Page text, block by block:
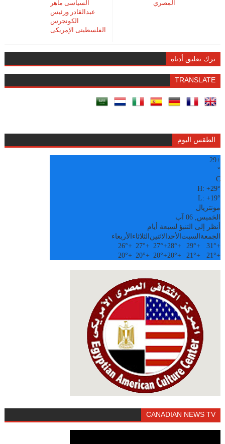
السياسى ماهر
عبدالقادر ورئيس
الكونجرس
الفلسطينى الإمريكى
المصري
ترك تعليق أدناه
TRANSLATE
الطقس اليوم
+
29
°
C
H:+29°
L:+19°
مونتريال
الخميس, 06 آب
أنظر إلى التنبؤ لسبعة أيام
الجمعة السبت الأحدالاثنين الثلاثاء الأربعاء
+
31°
+
29°
+
28°
+
27°
+
27°
+
26°
+
21°
+
21°
+
20°
+
20°
+
20°
+
20°
CANADIAN NEWS TV